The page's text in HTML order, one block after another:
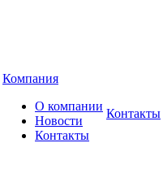
Компания
О компании
Новости
Контакты
Контакты